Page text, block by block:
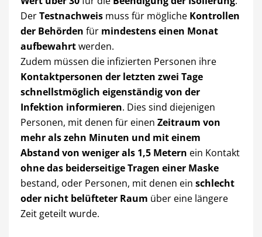
DerTestnachweis muss für mögliche Kontrollen
der Behörden für mindestens einen Monat
aufbewahrtwerden.
Zudem müssen die infizierten Personen ihre
Kontaktpersonen der letzten zwei Tage
schnellstmöglich eigenständig von der
Infektion informieren. Dies sind diejenigen
Personen, mit denen für einen Zeitraum von
mehr als zehn Minuten und mit einem
Abstand von weniger als 1,5 Metern ein Kontakt
ohne das beiderseitige Tragen einer Maske
bestand, oder Personen, mit denen ein schlecht
oder nicht belüfteter Raum über eine längere
Zeit geteilt wurde.